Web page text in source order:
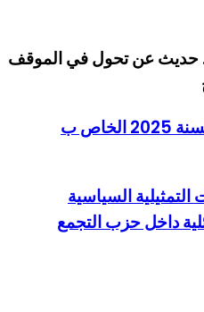
حديث عن تحول في الموقف
الحساب الختامي الإجمالي لسنة 2025 الخاص ب
السياسية
داخل حزب التجمع